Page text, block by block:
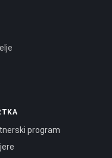
program